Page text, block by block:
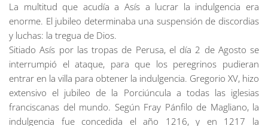
La multitud que acudía a Asís a lucrar la indulgencia era
enorme. El jubileo determinaba una suspensión de discordias
y luchas: la tregua de Dios.
Sitiado Asís por las tropas de Perusa, el día 2 de Agosto se
interrumpió el ataque, para que los peregrinos pudieran
entrar en la villa para obtener la indulgencia. Gregorio XV, hizo
extensivo el jubileo de la Porciúncula a todas las iglesias
franciscanas del mundo. Según Fray Pánfilo de Magliano, la
indulgencia fue concedida el año 1216, y en 1217 la